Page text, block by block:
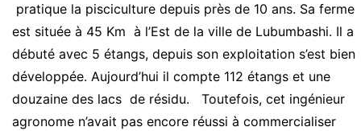
pratique la pisciculture depuis près de 10 ans. Sa ferme
est située à 45 Km à l’Est de la ville de Lubumbashi. Il a
débuté avec 5 étangs, depuis son exploitation s’est bien
développée. Aujourd’hui il compte 112 étangs et une
douzaine des lacs de résidu. Toutefois, cet ingénieur
agronome n’avait pas encore réussi à commercialiser